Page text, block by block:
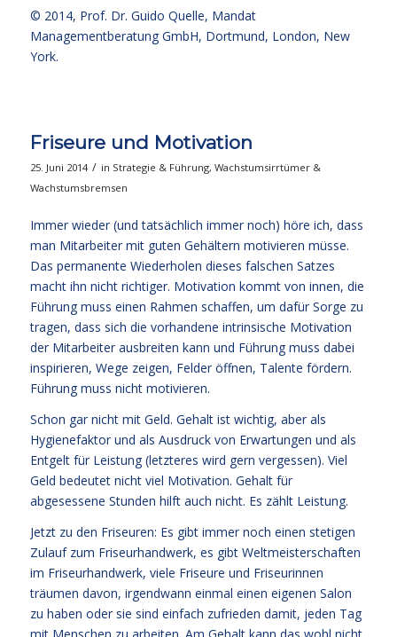
© 2014, Prof. Dr. Guido Quelle, Mandat
Managementberatung GmbH, Dortmund, London, New
York.
Friseure und Motivation
25. Juni 2014 / in Strategie & Führung, Wachstumsirrtümer &
Wachstumsbremsen
Immer wieder (und tatsächlich immer noch) höre ich, dass
man Mitarbeiter mit guten Gehältern motivieren müsse.
Das permanente Wiederholen dieses falschen Satzes
macht ihn nicht richtiger. Motivation kommt von innen, die
Führung muss einen Rahmen schaffen, um dafür Sorge zu
tragen, dass sich die vorhandene intrinsische Motivation
der Mitarbeiter ausbreiten kann und Führung muss dabei
inspirieren, Wege zeigen, Felder öffnen, Talente fördern.
Führung muss nicht motivieren.
Schon gar nicht mit Geld. Gehalt ist wichtig, aber als
Hygienefaktor und als Ausdruck von Erwartungen und als
Entgelt für Leistung (letzteres wird gern vergessen). Viel
Geld bedeutet nicht viel Motivation. Gehalt für
abgesessene Stunden hilft auch nicht. Es zählt Leistung.
Jetzt zu den Friseuren: Es gibt immer noch einen stetigen
Zulauf zum Friseurhandwerk, es gibt Weltmeisterschaften
im Friseurhandwerk, viele Friseure und Friseurinnen
träumen davon, irgendwann einmal einen eigenen Salon
zu haben oder sie sind einfach zufrieden damit, jeden Tag